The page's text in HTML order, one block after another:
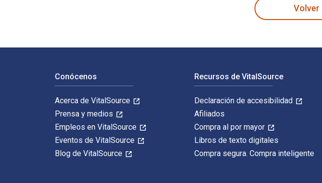
Volver
Conócenos
Acerca de VitalSource
Prensa y medios
Empleos en VitalSource
Eventos de VitalSource
Blog de VitalSource
Recursos de VitalSource
Declaración de accesibilidad
Afiliados
Compra al por mayor
Libros de texto digitales
Compra segura. Compra inteligente